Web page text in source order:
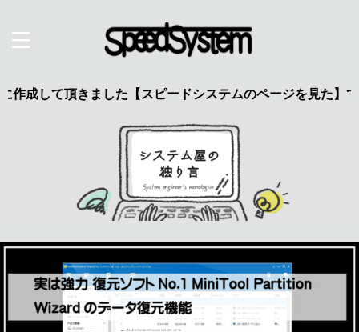
ました【スピードシステムのページを見た】で特典あり